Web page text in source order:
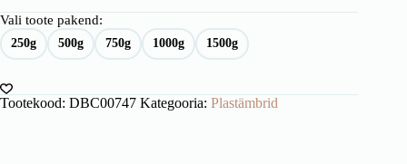
Vali toote pakend:
250g 500g 750g 1000g 1500g
Tootekood: DBC00747 Kategooria: Plastämbrid